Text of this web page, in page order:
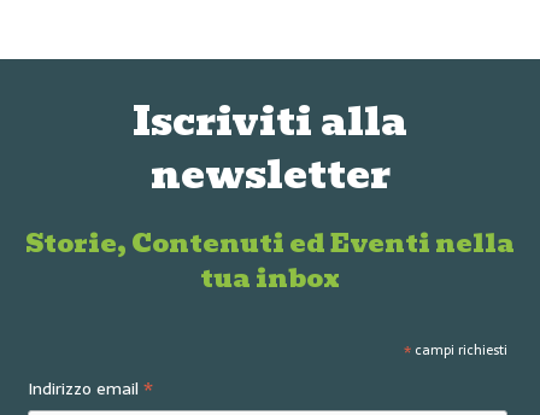
Iscriviti alla
newsletter
Storie, Contenuti ed Eventi nella
tua inbox
* campi richiesti
Indirizzo email *